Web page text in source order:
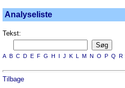
Analyseliste
Tekst:
A B C D E F G H I J K L M N O P Q R
Tilbage